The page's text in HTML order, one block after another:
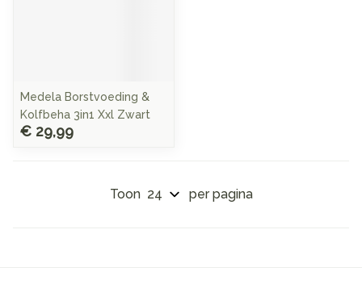
Medela Borstvoeding &
Kolfbeha 3in1 Xxl Zwart
€ 29,99
Toon per pagina